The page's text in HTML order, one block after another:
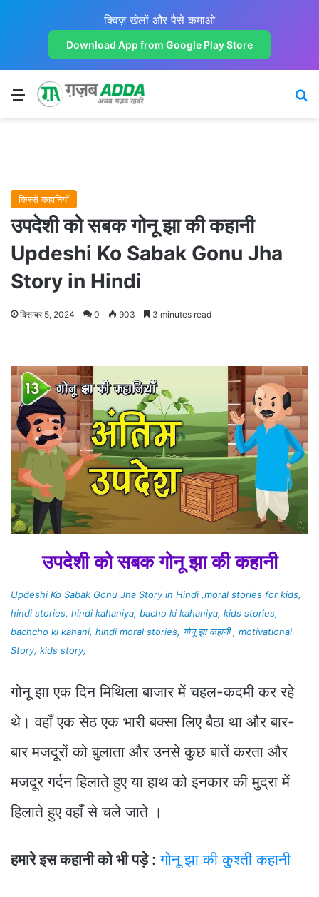
क्विज़ खेलों और पैसे कमाओ
Download App from Google Play Store
Menu
किस्से कहानियाँ
उपदेशी को सबक गोनू झा की कहानी
Updeshi Ko Sabak Gonu Jha
Story in Hindi
दिसम्बर 5, 2024 0 903 3 minutes read
उपदेशी को सबक गोनू झा की कहानी
Updeshi Ko Sabak Gonu Jha Story in Hindi ,moral stories for kids,
hindi stories, hindi kahaniya, bacho ki kahaniya, kids stories,
bachcho ki kahani, hindi moral stories, गोनू झा कहानी , motivational
Story, kids story,
गोनू झा एक दिन मिथिला बाजार में चहल-कदमी कर रहे
थे। वहाँ एक सेठ एक भारी बक्सा लिए बैठा था और बार-
बार मजदूरों को बुलाता और उनसे कुछ बातें करता और
मजदूर गर्दन हिलाते हुए या हाथ को इनकार की मुद्रा में
हिलाते हुए वहाँ से चले जाते ।
हमारे इस कहानी को भी पड़े : गोनू झा की कुश्ती कहानी